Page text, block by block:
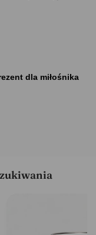
dla miłośnika